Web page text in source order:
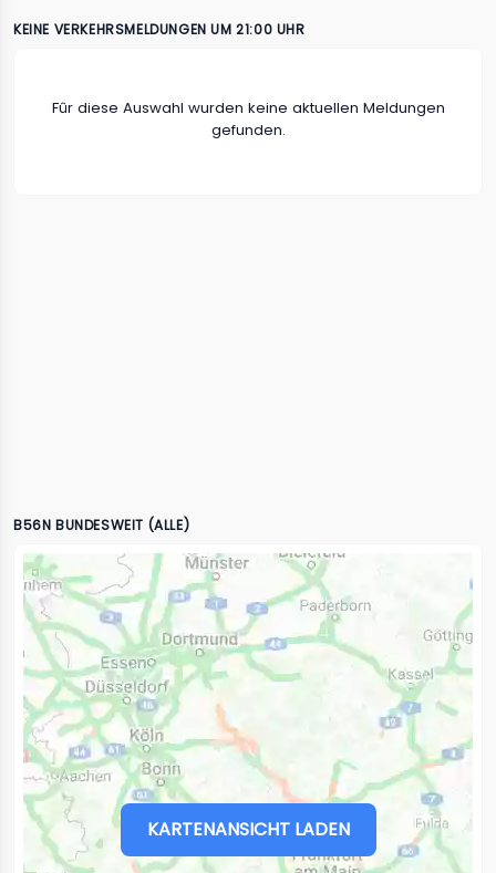
KEINE VERKEHRSMELDUNGEN UM 21:00 UHR
Fûr diese Auswahl wurden keine aktuellen Meldungen
gefunden.
B56N BUNDESWEIT (ALLE)
KARTENANSICHT LADEN